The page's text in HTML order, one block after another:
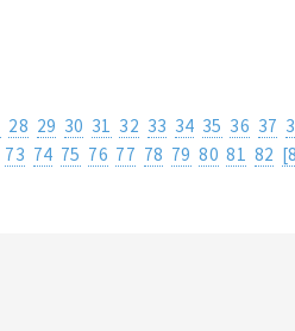
28 29 30 31 32 33 34 35 36 37
73 74 75 76 77 78 79 80 81 82